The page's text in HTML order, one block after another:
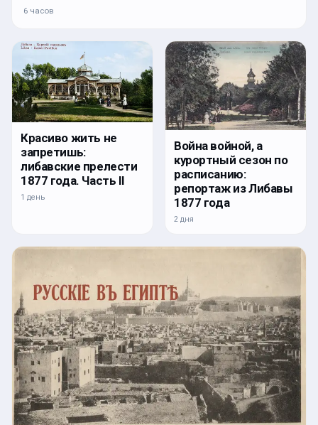
6 часов
Красиво жить не
запретишь:
либавские прелести
1877 года. Часть II
1 день
Война войной, а
курортный сезон по
расписанию:
репортаж из Либавы
1877 года
2 дня